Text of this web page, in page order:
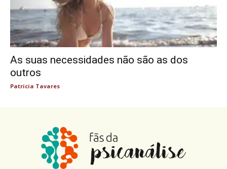
As suas necessidades não são as dos
outros
Patricia Tavares